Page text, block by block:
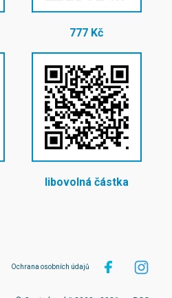
777 Kč
libovolná částka
Ochrana osobních údajů